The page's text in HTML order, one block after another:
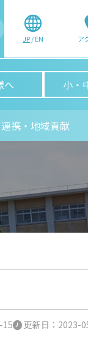
ア
JP/EN
へ 小・
携・地域貢献
15 更新日：2023-